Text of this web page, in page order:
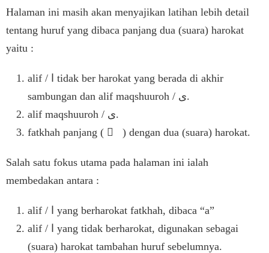
Halaman ini masih akan menyajikan latihan lebih detail
tentang huruf yang dibaca panjang dua (suara) harokat
yaitu :
alif / ا tidak ber harokat yang berada di akhir
sambungan dan alif maqshuuroh / ى.
alif maqshuuroh / ى.
fatkhah panjang ( ٰ ) dengan dua (suara) harokat.
Salah satu fokus utama pada halaman ini ialah
membedakan antara :
alif / ا yang berharokat fatkhah, dibaca “a”
alif / ا yang tidak berharokat, digunakan sebagai
(suara) harokat tambahan huruf sebelumnya.